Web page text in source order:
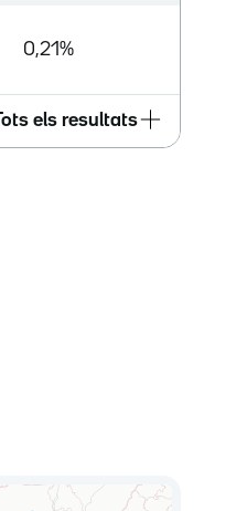
0,21%
Tots els resultats